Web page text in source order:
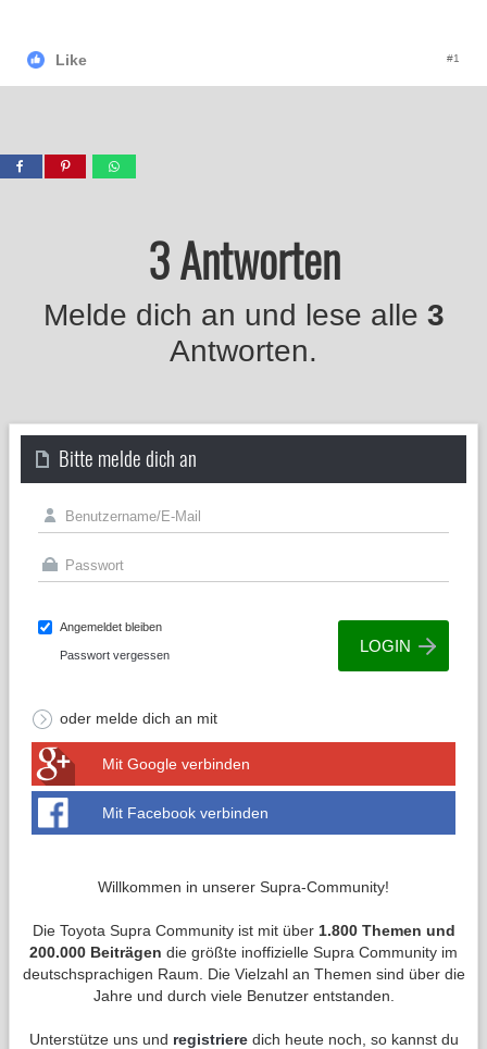
Like #1
3 Antworten
Melde dich an und lese alle 3
Antworten.
Bitte melde dich an
Angemeldet bleiben
Passwort vergessen
oder melde dich an mit
Mit Google verbinden
Mit Facebook verbinden
Willkommen in unserer Supra-Community!
Die Toyota Supra Community ist mit über 1.800 Themen und
200.000 Beiträgen die größte inoffizielle Supra Community im
deutschsprachigen Raum. Die Vielzahl an Themen sind über die
Jahre und durch viele Benutzer entstanden.
Unterstütze uns und registrieredich heute noch, so kannst du